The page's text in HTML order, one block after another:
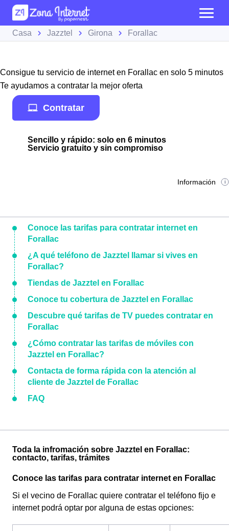
Casa Jazztel Girona Forallac
Consigue tu servicio de internet en Forallac en solo 5 minutos
Te ayudamos a contratar la mejor oferta
Contratar
Sencillo y rápido: solo en 6 minutos
Servicio gratuito y sin compromiso
Información
Conoce las tarifas para contratar internet en
Forallac
¿A qué teléfono de Jazztel llamar si vives en
Forallac?
Tiendas de Jazztel en Forallac
Conoce tu cobertura de Jazztel en Forallac
Descubre qué tarifas de TV puedes contratar en
Forallac
¿Cómo contratar las tarifas de móviles con
Jazztel en Forallac?
Contacta de forma rápida con la atención al
cliente de Jazztel de Forallac
FAQ
Toda la infromación sobre Jazztel en Forallac:
contacto, tarifas, trámites
Conoce las tarifas para contratar internet en Forallac
Si el vecino de Forallac quiere contratar el teléfono fijo e
internet podrá optar por alguna de estas opciones: